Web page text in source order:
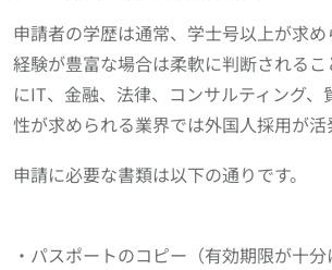
申請者の学歴は通常、学士号以上が求
経験が豊富な場合は柔軟に判断される
にIT、金融、法律、コンサルティング、
性が求められる業界では外国人採用が活
申請に必要な書類は以下の通りです。
・パスポートのコピー（有効期限が十